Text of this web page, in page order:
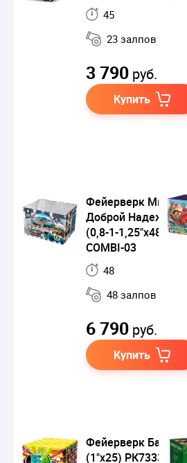
45
23 залпов
3 790 руб.
Купить
Фейерверк Мыс
Доброй Надежды
(0,8-1-1,25"х48) VH-
COMBI-03
48
48 залпов
6 790 руб.
Купить
Фейерверк Ба-бах
(1"х25) РК7333